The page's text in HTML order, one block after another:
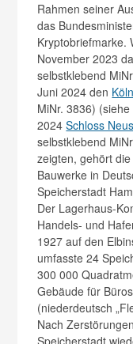
Rahmen seiner
das
Kryptobriefmarke.
November 2023
selbstklebend
Juni 2024 den
MiNr. 3836)
2024Schloss
selbstklebend
zeigten, gehört
Bauwerke in
Speicherstadt
Der Lagerhaus-
Handels- und
1927 auf den
umfasste 24
300 000
Gebäude für
(niederdeutsch
Nach